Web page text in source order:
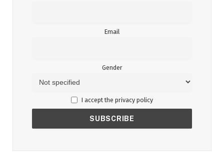
Email
Gender
I accept the privacy policy